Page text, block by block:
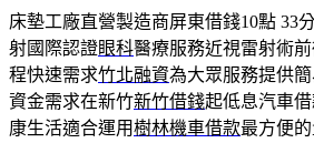
床墊工廠直營製造商屏東借錢10點 33
射國際認證眼科醫療服務近視雷射術
程快速需求竹北融資為大眾服務提供
資金需求在新竹新竹借錢起低息汽車
康生活適合運用樹林機車借款最方便